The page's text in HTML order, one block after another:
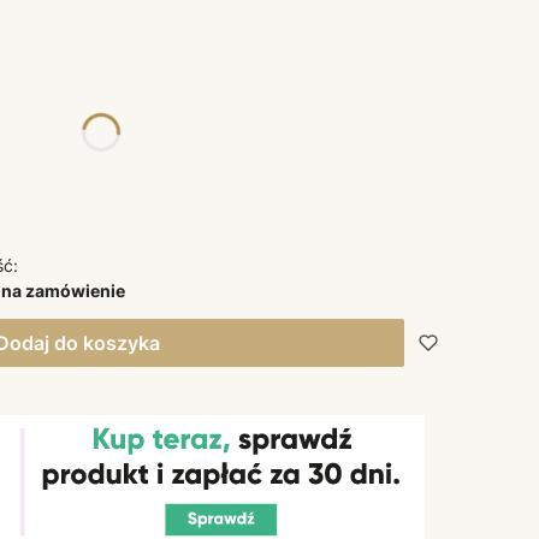
zamówienie
do koszyka